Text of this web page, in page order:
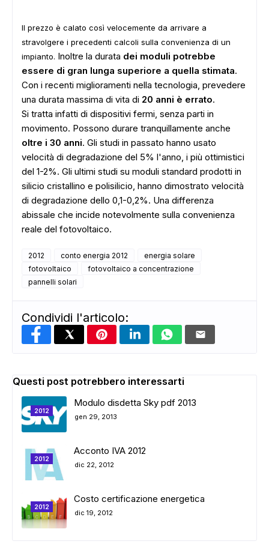
ADS
Il prezzo è calato così velocemente da arrivare a
stravolgere i precedenti calcoli sulla convenienza di un
impianto. Inoltre la durata dei moduli potrebbe
essere di gran lunga superiore a quella stimata.
Con i recenti miglioramenti nella tecnologia, prevedere
una durata massima di vita di 20 anni è errato.
Si tratta infatti di dispositivi fermi, senza parti in
movimento. Possono durare tranquillamente anche
oltre i 30 anni. Gli studi in passato hanno usato
velocità di degradazione del 5% l'anno, i più ottimistici
del 1-2%. Gli ultimi studi su moduli standard prodotti in
silicio cristallino e polisilicio, hanno dimostrato velocità
di degradazione dello 0,1-0,2%. Una differenza
abissale che incide notevolmente sulla convenienza
reale del fotovoltaico.
2012 conto energia 2012
energia solare
fotovoltaico
fotovoltaico a concentrazione
pannelli solari
Condividi l'articolo:
Questi post potrebbero interessarti
2012
Modulo disdetta Sky pdf 2013
gen 29, 2013
2012
Acconto IVA 2012
dic 22, 2012
2012
Costo certificazione energetica
dic 19, 2012